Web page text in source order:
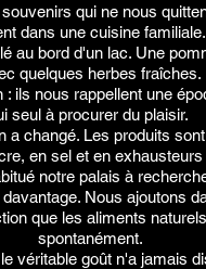
qui ne nous
dans une cuisine
au bord d'un lac. Une
quelques herbes fraîches.
ils nous rappellent une
seul à procurer du plaisir.
a changé. Les produits
en sel et en
notre palais à
Nous ajoutons
que les aliments
spontanément.
véritable goût n'a jamais